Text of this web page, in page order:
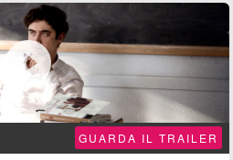

GUARDA IL TRAILER